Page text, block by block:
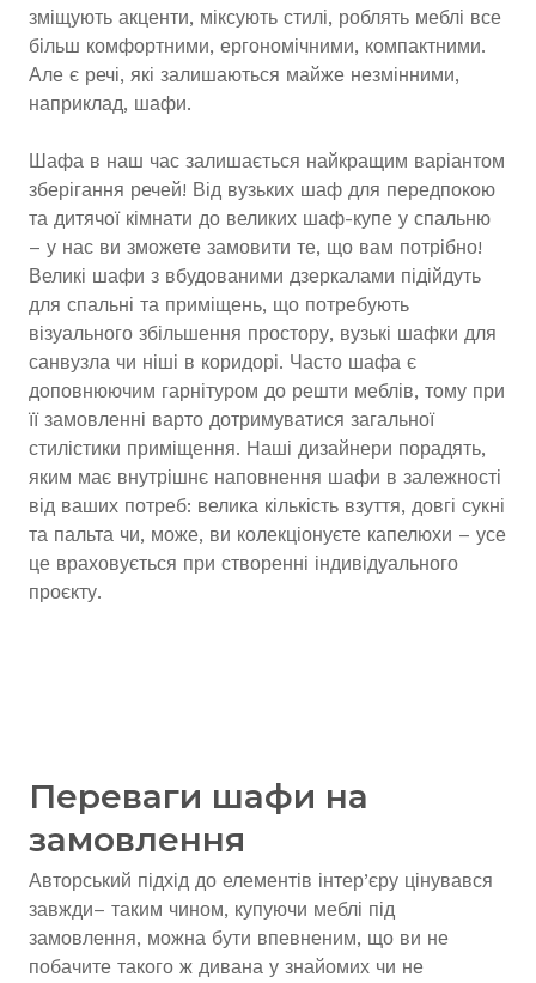
зміщують акценти, міксують стилі, роблять меблі все
більш комфортними, ергономічними, компактними.
Але є речі, які залишаються майже незмінними,
наприклад, шафи.
Шафа в наш час залишається найкращим варіантом
зберігання речей! Від вузьких шаф для передпокою
та дитячої кімнати до великих шаф-купе у спальню
– у нас ви зможете замовити те, що вам потрібно!
Великі шафи з вбудованими дзеркалами підійдуть
для спальні та приміщень, що потребують
візуального збільшення простору, вузькі шафки для
санвузла чи ніші в коридорі. Часто шафа є
доповнюючим гарнітуром до решти меблів, тому при
її замовленні варто дотримуватися загальної
стилістики приміщення. Наші дизайнери порадять,
яким має внутрішнє наповнення шафи в залежності
від ваших потреб: велика кількість взуття, довгі сукні
та пальта чи, може, ви колекціонуєте капелюхи – усе
це враховується при створенні індивідуального
проєкту.
Переваги шафи на
замовлення
Авторський підхід до елементів інтер’єру цінувався
завжди– таким чином, купуючи меблі під
замовлення, можна бути впевненим, що ви не
побачите такого ж дивана у знайомих чи не